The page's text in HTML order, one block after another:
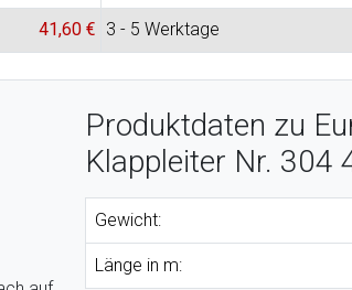
41,60 € 3 - 5 Werktage
Produktdaten zu
Klappleiter Nr. 304
Gewicht:
Länge in m: